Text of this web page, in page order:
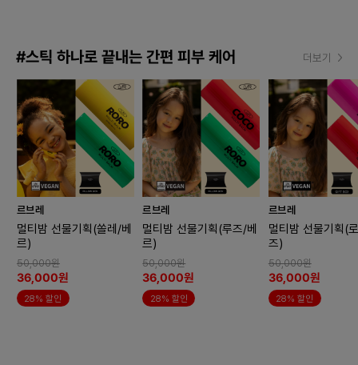
#스틱 하나로 끝내는 간편 피부 케어 더보기
르브레
멀티밤 선물기획(쏠레/베
르)
50,000원
36,000원
28% 할인
르브레
멀티밤 선물기획(루즈/베
르)
50,000원
36,000원
28% 할인
르브레
멀티밤 선물기획(
즈)
50,000원
36,000원
28% 할인